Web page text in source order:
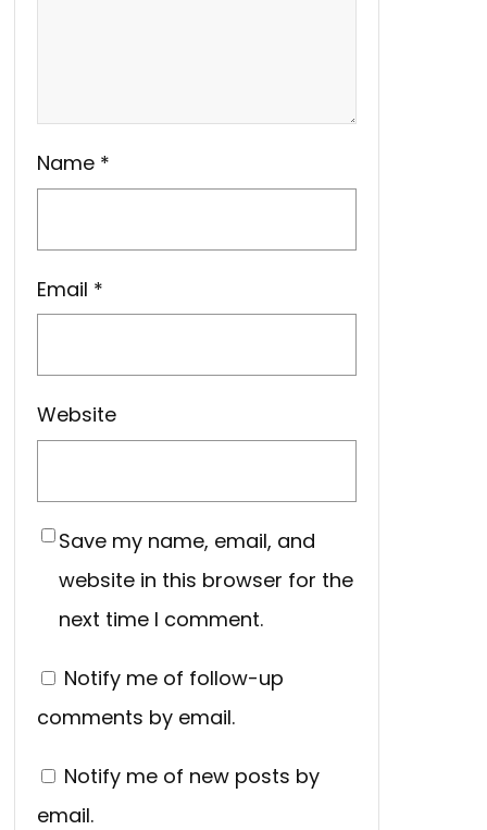
Name *
Email *
Website
Save my name, email, and
website in this browser for the
next time I comment.
Notify me of follow-up
comments by email.
Notify me of new posts by
email.